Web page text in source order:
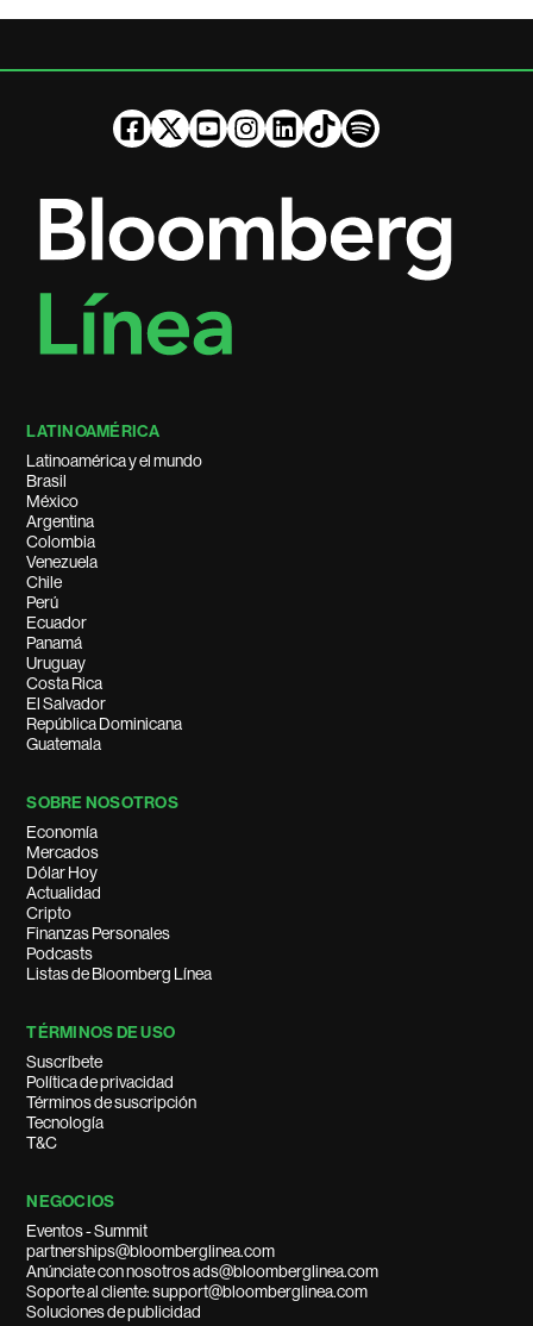
LATINOAMÉRICA
Latinoamérica y el mundo
Brasil
México
Argentina
Colombia
Venezuela
Chile
Perú
Ecuador
Panamá
Uruguay
Costa Rica
El Salvador
República Dominicana
Guatemala
SOBRE NOSOTROS
Economía
Mercados
Dólar Hoy
Actualidad
Cripto
Finanzas Personales
Podcasts
Listas de Bloomberg Línea
TÉRMINOS DE USO
Suscríbete
Política de privacidad
Términos de suscripción
Tecnología
T&C
NEGOCIOS
Eventos - Summit
partnerships@bloomberglinea.com
Anúnciate con nosotros ads@bloomberglinea.com
Soporte al cliente: support@bloomberglinea.com
Soluciones de publicidad